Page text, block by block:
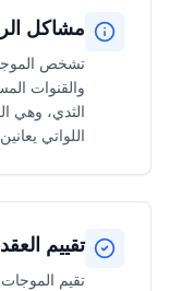
مشاكل
تشخص
والقنوات
الثدي، وهي
اللواتي
تقييم
تقيم الموجات